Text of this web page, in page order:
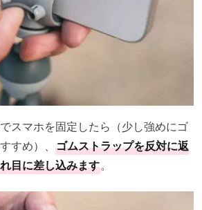
スマホを固定したら（少し強めにゴ
すめ）、 ゴムストラップを反対に返
目に差し込みます。